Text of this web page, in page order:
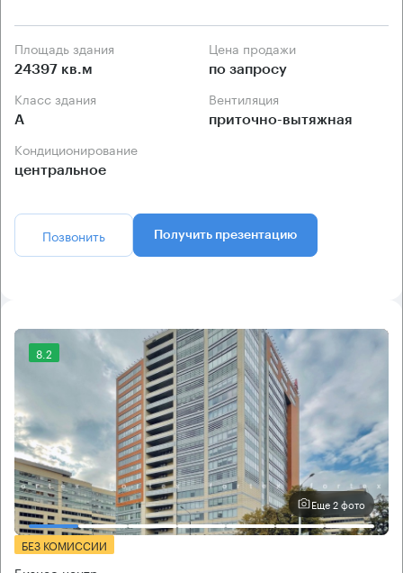
Площадь здания
24397 кв.м
Цена продажи
по запросу
Класс здания
А
Вентиляция
приточно-вытяжная
Кондиционирование
центральное
Позвонить Получить презентацию
8.2
Еще 2 фото
БЕЗ КОМИССИИ